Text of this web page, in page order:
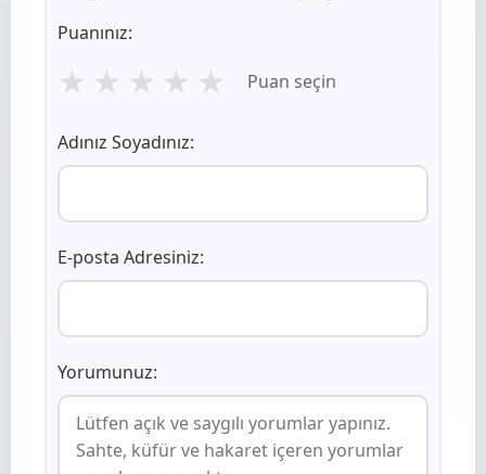
Puanınız:
★ ★ ★ ★ ★ Puan seçin
Adınız Soyadınız:
E-posta Adresiniz:
Yorumunuz: